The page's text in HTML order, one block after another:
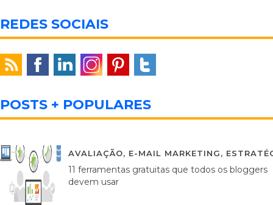
REDES SOCIAIS
POSTS + POPULARES
AVALIAÇÃO, E-MAIL MARKETING,
11 ferramentas gratuitas que todos os bloggers
devem usar